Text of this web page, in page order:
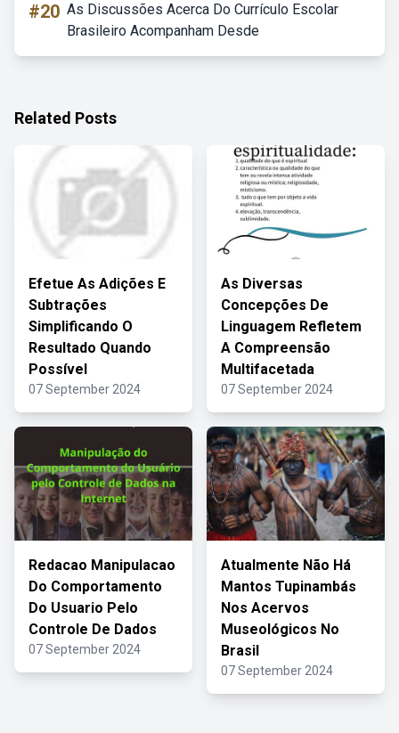
#20 As Discussões Acerca Do Currículo Escolar
Brasileiro Acompanham Desde
Related Posts
Efetue As Adições E
Subtrações
Simplificando O
Resultado Quando
Possível
07 September 2024
As Diversas
Concepções De
Linguagem Refletem
A Compreensão
Multifacetada
07 September 2024
Redacao Manipulacao
Do Comportamento
Do Usuario Pelo
Controle De Dados
07 September 2024
Atualmente Não Há
Mantos Tupinambás
Nos Acervos
Museológicos No
Brasil
07 September 2024